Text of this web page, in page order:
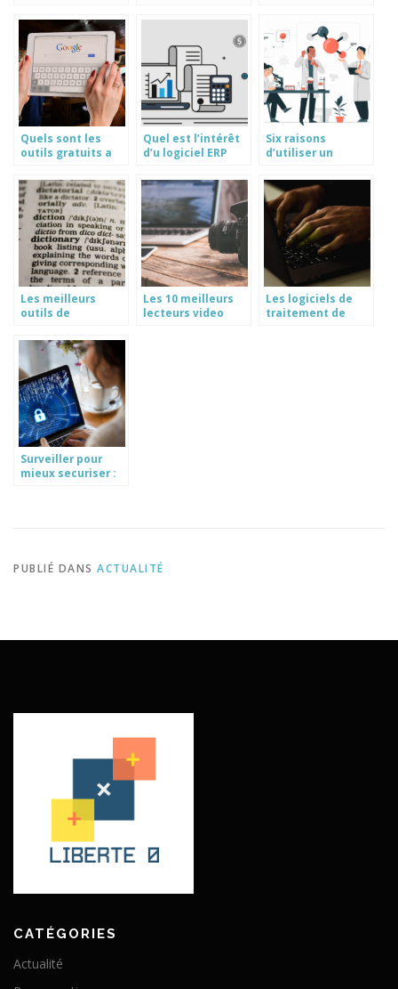
on a une agence.
entreprise ?
Quels sont les
outils gratuits a
obligatoirement
pour son
entreprise ?
Quel est l’intérêt
d’u logiciel ERP
des stocks ?
Six raisons
d’utiliser un
laboratoire
Les meilleurs
outils de
gratuits : le top 4 a
decouvrir
Les 10 meilleurs
lecteurs video
Les logiciels de
traitement de
Surveiller pour
mieux securiser :
PUBLIÉ DANS ACTUALITÉ
CATÉGORIES
Actualité